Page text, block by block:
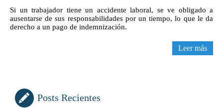
Si un trabajador tiene un accidente laboral, se ve obligado a
ausentarse de sus responsabilidades por un tiempo, lo que le da
derecho a un pago de indemnización.
Leer más
Posts Recientes